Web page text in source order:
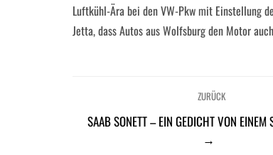
Luftkühl-Ära bei den VW-Pkw mit Einstellung
Jetta, dass Autos aus Wolfsburg den Motor
ZURÜCK
SAAB SONETT – EIN GEDICHT VON EINEM
→